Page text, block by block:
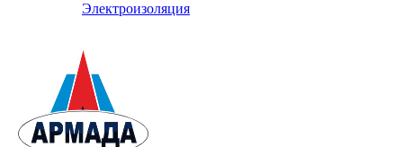
Электроизоляция